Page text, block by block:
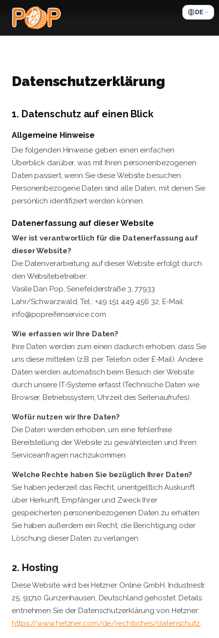
Skip
Datenschutzerklärung
1. Datenschutz auf einen Blick
Allgemeine Hinweise
Die folgenden Hinweise geben einen einfachen
Überblick darüber, was mit Ihren personenbezogenen
Daten passiert, wenn Sie diese Website besuchen.
Personenbezogene Daten sind alle Daten, mit denen Sie
persönlich identifiziert werden können.
Datenerfassung auf dieser Website
Wer ist verantwortlich für die Datenerfassung auf
dieser Website?
Die Datenverarbeitung auf dieser Website erfolgt durch
den Websitebetreiber:
Vasile Dan Pop, Senefelderstraße 3, 77933
Lahr/Schwarzwald, Tel.: +49 151 449 456 32, E-Mail:
info@popreifenservice.com
Wie erfassen wir Ihre Daten?
Ihre Daten werden zum einen dadurch erhoben, dass Sie
uns diese mitteilen (z.B. per Telefon oder E-Mail). Andere
Daten werden automatisch beim Besuch der Website
durch unsere IT-Systeme erfasst (Technische Daten wie
Browser, Betriebssystem, Uhrzeit des Seitenaufrufes).
Wofür nutzen wir Ihre Daten?
Die Daten werden erhoben, um eine fehlerfreie
Bereitstellung der Website zu gewährleisten und Ihren
Serviceanfragen nachzukommen.
Welche Rechte haben Sie bezüglich Ihrer Daten?
Sie haben jederzeit das Recht, unentgeltlich Auskunft
über Herkunft, Empfänger und Zweck Ihrer
gespeicherten personenbezogenen Daten zu erhalten.
Sie haben außerdem ein Recht, die Berichtigung oder
Löschung dieser Daten zu verlangen.
2. Hosting
Diese Website wird bei Hetzner Online GmbH, Industriestr.
25, 91710 Gunzenhausen, Deutschland gehostet. Details
entnehmen Sie der Datenschutzerklärung von Hetzner:
https://www.hetzner.com/de/rechtliches/datenschutz.
DE